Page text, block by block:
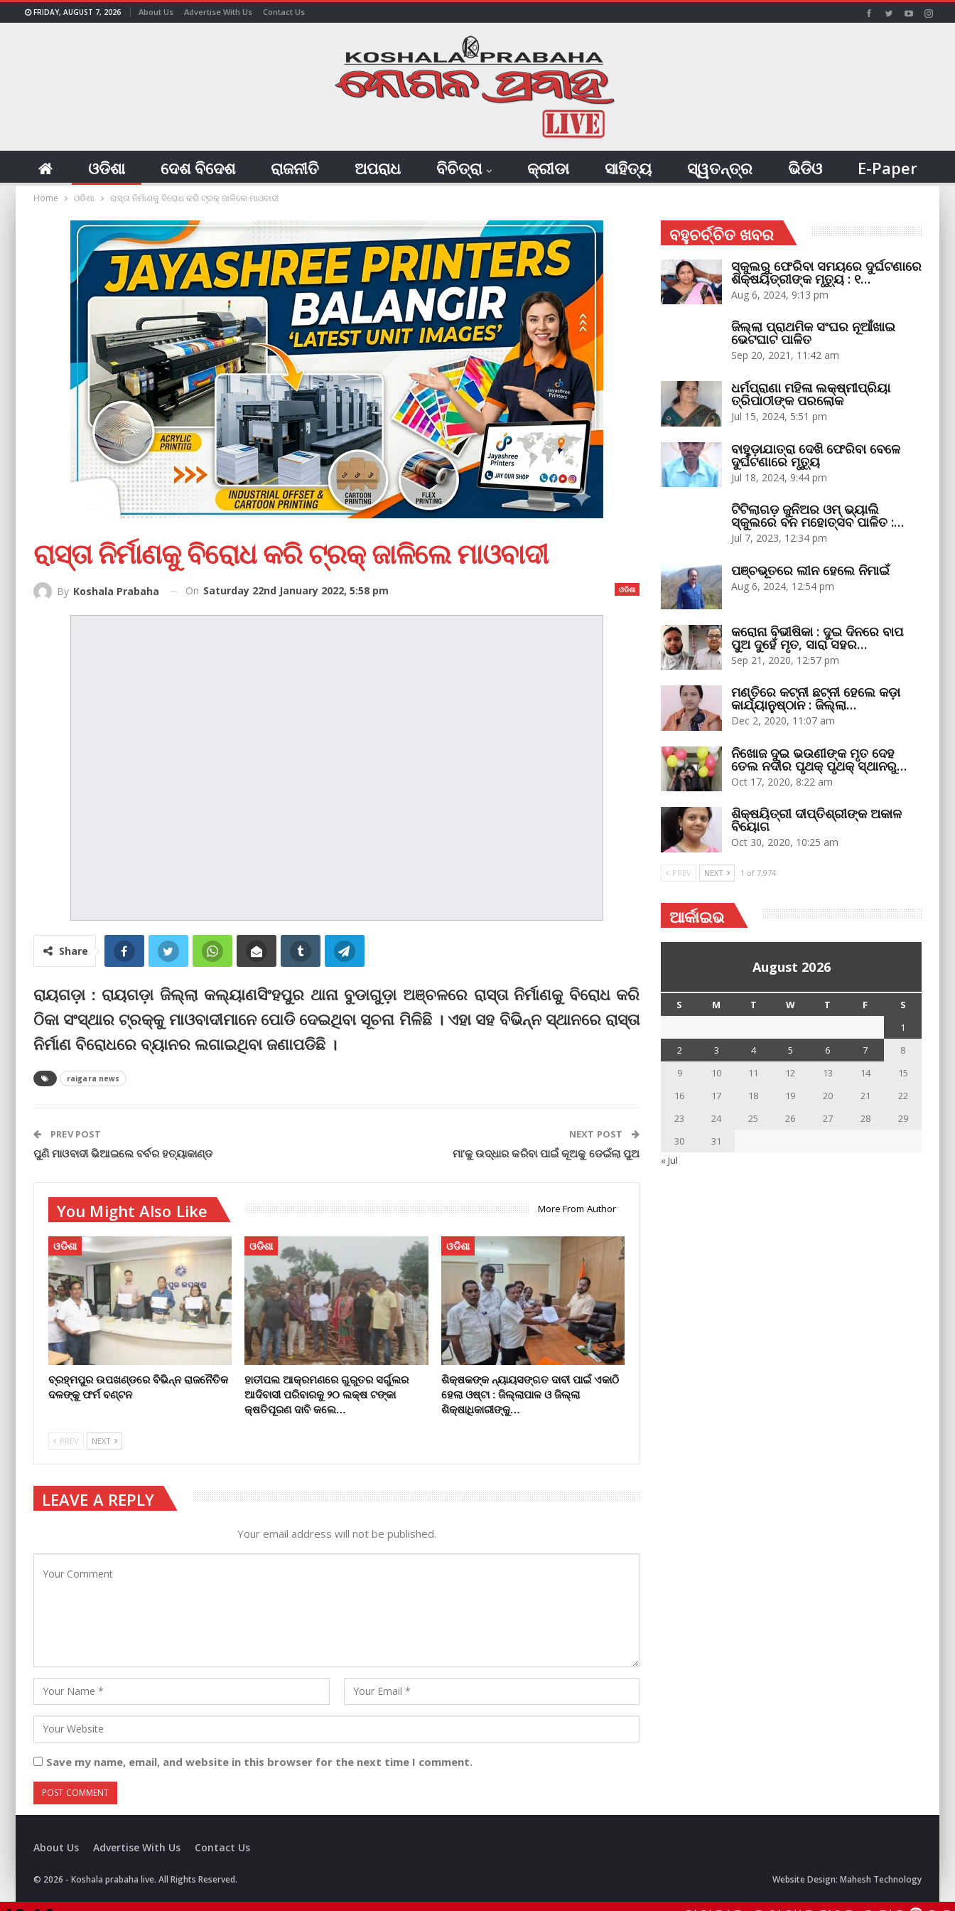
FRIDAY, AUGUST 7, 2026 About Us Advertise With Us Contact Us
ଓଡିଶା ଦେଶ ବିଦେଶ ରାଜନୀତି ଅପରାଧ ବିଚିତ୍ରା କ୍ରୀଡା ସାହିତ୍ୟ ସ୍ୱତନ୍ତ୍ର ଭିଡିଓ E-Paper
Home ଓଡିଶା ରାସ୍ତା ନିର୍ମାଣକୁ ବିରୋଧ କରି ଟ୍ରକ୍‌ ଜାଳିଲେ ମାଓବାଦୀ
ରାସ୍ତା ନିର୍ମାଣକୁ ବିରୋଧ କରି ଟ୍ରକ୍‌ ଜାଳିଲେ ମାଓବାଦୀ
ଓଡିଶା
By Koshala Prabaha On Saturday 22nd January 2022, 5:58 pm
Share
ରାୟଗଡ଼ା : ରାୟଗଡ଼ା ଜିଲ୍ଲା କଲ୍ୟାଣସିଂହପୁର ଥାନା ବୁଡାଗୁଡ଼ା ଅଞ୍ଚଳରେ ରାସ୍ତା ନିର୍ମାଣକୁ ବିରୋଧ କରି
ଠିକା ସଂସ୍ଥାର ଟ୍ରକ୍‌କୁ ମାଓବାଦୀମାନେ ପୋଡି ଦେଇଥିବା ସୂଚନା ମିଳିଛି । ଏହା ସହ ବିଭିନ୍ନ ସ୍ଥାନରେ ରାସ୍ତା
ନିର୍ମାଣ ବିରୋଧରେ ବ୍ୟାନର ଲଗାଇଥିବା ଜଣାପଡିଛି ।
raigara news
PREV POST
ପୁଣି ମାଓବାଦୀ ଭିଆଇଲେ ବର୍ବର ହତ୍ୟାକାଣ୍ଡ
NEXT POST
ମା’କୁ ଉଦ୍ଧାର କରିବା ପାଇଁ କୂଅକୁ ଡେଇଁଲା ପୁଅ
You Might Also Like More From Author
ଓଡିଶା
ବ୍ରହ୍ମପୁର ଉପଖଣ୍ଡରେ ବିଭିନ୍ନ ରାଜନୈତିକ
ଦଳଙ୍କୁ ଫର୍ମ ବଣ୍ଟନ
ଓଡିଶା
ହାତୀପଲ ଆକ୍ରମଣରେ ଗୁରୁତର ସର୍ଗୁଲର
ଆଦିବାସୀ ପରିବାରକୁ ୨୦ ଲକ୍ଷ ଟଙ୍କା
କ୍ଷତିପୂରଣ ଦାବି କଲେ…
ଓଡିଶା
ଶିକ୍ଷକଙ୍କ ନ୍ୟାୟସଙ୍ଗତ ଦାବୀ ପାଇଁ ଏକାଠି
ହେଲା ଓଷ୍ଟା : ଜିଲ୍ଲାପାଳ ଓ ଜିଲ୍ଲା
ଶିକ୍ଷାଧିକାରୀଙ୍କୁ…
PREV NEXT
LEAVE A REPLY
Your email address will not be published.
Save my name, email, and website in this browser for the next time I comment.
ବହୁଚର୍ଚ୍ଚିତ ଖବର
ସ୍କୁଲରୁ ଫେରିବା ସମୟରେ ଦୁର୍ଘଟଣାରେ
ଶିକ୍ଷୟିତ୍ରୀଙ୍କ ମୃତ୍ୟୁ : ୧…
Aug 6, 2024, 9:13 pm
ଜିଲ୍ଲା ପ୍ରାଥମିକ ସଂଘର ନୂଆଁଖାଇ
ଭେଟଘାଟ ପାଳିତ
Sep 20, 2021, 11:42 am
ଧର୍ମପ୍ରାଣା ମହିଳା ଲକ୍ଷ୍ମୀପ୍ରିୟା
ତ୍ରିପାଠୀଙ୍କ ପରଲୋକ
Jul 15, 2024, 5:51 pm
ବାହୁଡ଼ାଯାତ୍ରା ଦେଖି ଫେରିବା ବେଳେ
ଦୁର୍ଘଟଣାରେ ମୃତ୍ୟୁ
Jul 18, 2024, 9:44 pm
ଟିଟିଲାଗଡ଼ ଜୁନିଅର ଓମ୍‌ ଭ୍ୟାଲି
ସ୍କୁଲରେ ବନ ମହୋତ୍ସବ ପାଳିତ :…
Jul 7, 2023, 12:34 pm
ପଞ୍ଚଭୂତରେ ଲୀନ ହେଲେ ନିମାଇଁ
Aug 6, 2024, 12:54 pm
କରୋନା ବିଭୀଷିକା : ଦୁଇ ଦିନରେ ବାପ
ପୁଅ ଦୁହେଁ ମୃତ, ସାରା ସହର…
Sep 21, 2020, 12:57 pm
ମଣ୍ତିରେ କଟ୍‌ନୀ ଛଟ୍‌ନୀ ହେଲେ କଡ଼ା
କାର୍ଯ୍ୟାନୁଷ୍ଠାନ : ଜିଲ୍ଲା…
Dec 2, 2020, 11:07 am
ନିଖୋଜ ଦୁଇ ଭଉଣୀଙ୍କ ମୃତ ଦେହ
ତେଲ ନଦୀର ପୃଥକ୍‌ ପୃଥକ୍‌ ସ୍ଥାନରୁ…
Oct 17, 2020, 8:22 am
ଶିକ୍ଷୟିତ୍ରୀ ଦୀପ୍ତିଶ୍ରୀଙ୍କ ଅକାଳ
ବିୟୋଗ
Oct 30, 2020, 10:25 am
PREV NEXT 1 of 7,974
ଆର୍କାଇଭ
August 2026
S M T W T F
S
1
2
3 4 5 6 7
8
9
10 11 12 13 14
15
16
17 18 19 20 21
22
23
24 25 26 27 28
29
30
31
« Jul
About Us Advertise With Us Contact Us
© 2026 - Koshala prabaha live. All Rights Reserved. Website Design: Mahesh Technology